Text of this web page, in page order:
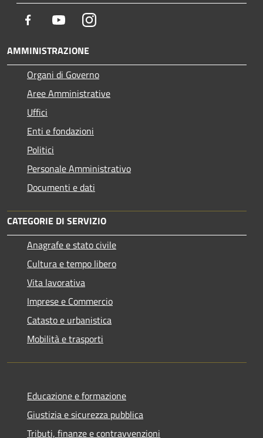
Facebook YoutubeInstagram
AMMINISTRAZIONE
Organi di Governo
Aree Amministrative
Uffici
Enti e fondazioni
Politici
Personale Amministrativo
Documenti e dati
CATEGORIE DI SERVIZIO
Anagrafe e stato civile
Cultura e tempo libero
Vita lavorativa
Imprese e Commercio
Catasto e urbanistica
Mobilità e trasporti
Educazione e formazione
Giustizia e sicurezza pubblica
Tributi, finanze e contravvenzioni